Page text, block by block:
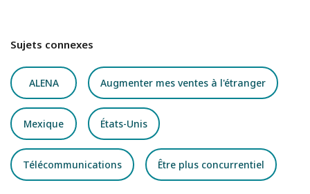
Sujets connexes
ALENA Augmenter mes ventes à l'étranger
Mexique États-Unis
Télécommunications Être plus concurrentiel